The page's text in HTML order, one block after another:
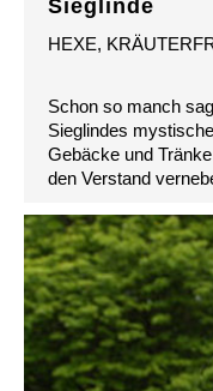
Sieglinde
HEXE,
Schon so manch
Sieglindes
Gebäcke und
den Verstand